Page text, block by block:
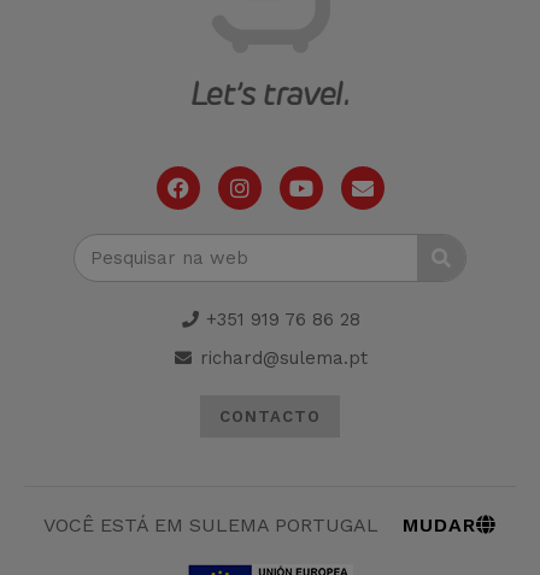
+351 919 76 86 28
richard@sulema.pt
CONTACTO
VOCÊ ESTÁ EM SULEMA PORTUGAL MUDAR